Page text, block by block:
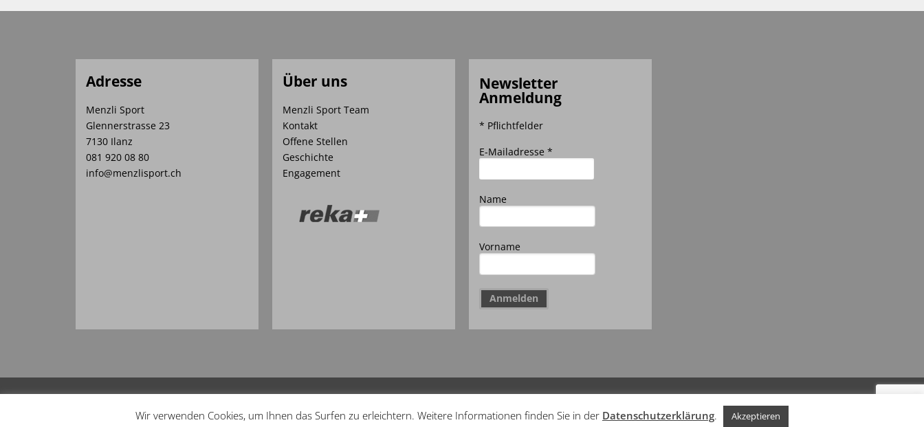
Adresse
Menzli Sport
Glennerstrasse 23
7130 Ilanz
081 920 08 80
info@menzlisport.ch
Über uns
Menzli Sport Team
Kontakt
Offene Stellen
Geschichte
Engagement
Newsletter
Anmeldung
* Pflichtfelder
E-Mailadresse *
Name
Vorname
Wir verwenden Cookies, um Ihnen das Surfen zu erleichtern. Weitere Informationen finden Sie in der Datenschutzerklärung. Akzeptieren